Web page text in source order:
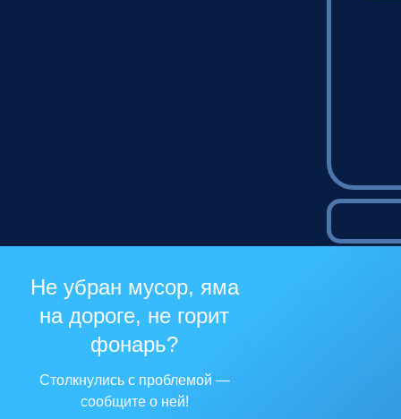
Не убран мусор, яма
на дороге, не горит
фонарь?
Столкнулись с проблемой —
сообщите о ней!